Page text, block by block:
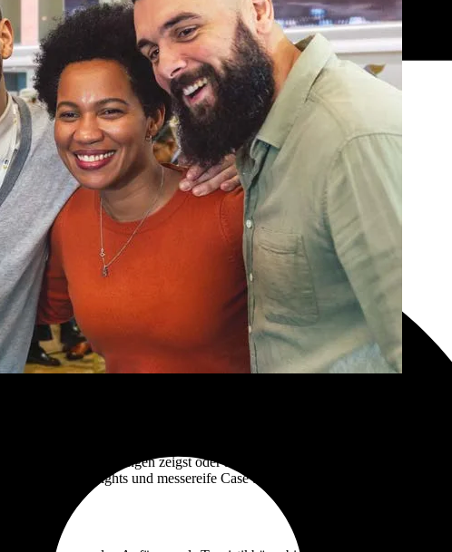
Produktentwicklung, Reise-Tech und Medien arbeiten hier
Anbieter Lösungen zeigst oder als Einkäufer dein Portfolio planst –
belastbare Insights und messereife Case Studies.